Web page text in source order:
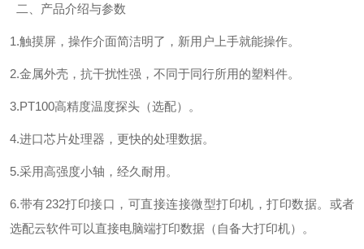
二、产品介绍与参数
1.触摸屏，操作介面简洁明了，新用户上手就能操作。
2.金属外壳，抗干扰性强，不同于同行所用的塑料件。
3.PT100高精度温度探头（选配）。
4.进口芯片处理器，更快的处理数据。
5.采用高强度小轴，经久耐用。
6.带有232打印接口，可直接连接微型打印机，打印数据。或者
选配云软件可以直接电脑端打印数据（自备大打印机）。